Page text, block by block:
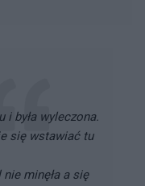
była wyleczona.
się wstawiać tu
minęła a się